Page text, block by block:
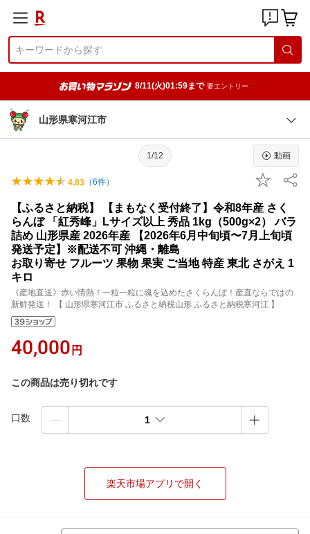
8/11(火)01:59まで 要エントリー
山形県寒河江市
1/12 動画
4.83 （6件）
【ふるさと納税】 【まもなく受付終了】令和8年産 さく
らんぼ 「紅秀峰」Lサイズ以上 秀品 1kg（500g×2） バラ
詰め 山形県産 2026年産 【2026年6月中旬頃〜7月上旬頃
発送予定】※配送不可 沖縄・離島
お取り寄せ フルーツ 果物 果実 ご当地 特産 東北 さがえ 1
キロ
《産地直送》赤い情熱！一粒一粒に魂を込めたさくらんぼ！産直ならではの
新鮮発送！ 【 山形県寒河江市 ふるさと納税山形 ふるさと納税寒河江 】
40,000 円
この商品は売り切れです
口数 1
楽天市場アプリで開く